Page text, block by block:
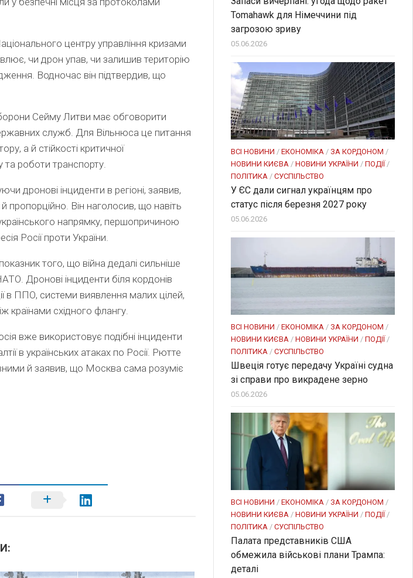
центру управління кризами
чи дрон упав, чи залишив територію
Водночас він підтвердив, що
Сейму Литви має обговорити
служб. Для Вільнюса це питання
а й стійкості критичної
та роботи транспорту.
дронові інциденти в регіоні, заявив,
пропорційно. Він наголосив, що навіть
напрямку, першопричиною
Росії проти України.
того, що війна дедалі сильніше
Дронові інциденти біля кордонів
в ППО, системи виявлення малих цілей,
країнами східного флангу.
вже використовує подібні інциденти
в українських атаках по Росії. Рютте
й заявив, що Москва сама розуміє
Tomahawk для Німеччини під
загрозою зриву
05.06.2026
ВСІ НОВИНИ / ЕКОНОМІКА / ЗА КОРДОНОМ /
НОВИНИ КИЄВА / НОВИНИ УКРАЇНИ / ПОДІЇ /
ПОЛІТИКА / СУСПІЛЬСТВО
У ЄС дали сигнал українцям про
статус після березня 2027 року
05.06.2026
ВСІ НОВИНИ / ЕКОНОМІКА / ЗА КОРДОНОМ /
НОВИНИ КИЄВА / НОВИНИ УКРАЇНИ / ПОДІЇ/
ПОЛІТИКА / СУСПІЛЬСТВО
Швеція готує передачу Україні судна
зі справи про викрадене зерно
05.06.2026
ВСІ НОВИНИ / ЕКОНОМІКА / ЗА КОРДОНОМ /
НОВИНИ КИЄВА / НОВИНИ УКРАЇНИ / ПОДІЇ/
ПОЛІТИКА / СУСПІЛЬСТВО
Палата представників США
обмежила військові плани Трампа:
деталі